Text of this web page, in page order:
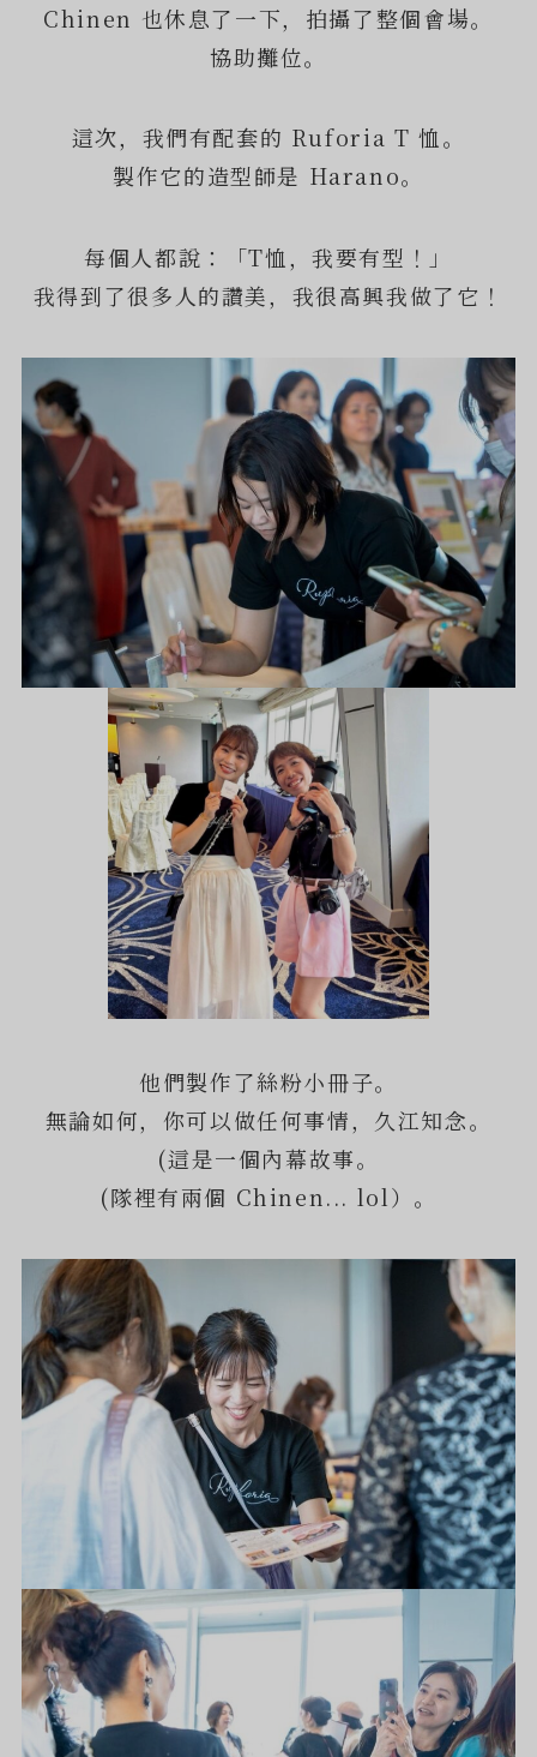
Chinen 也休息了一下，拍攝了整個會場。
協助攤位。
這次，我們有配套的 Ruforia T 恤。
製作它的造型師是 Harano。
每個人都說：「T恤，我要有型！」
我得到了很多人的讚美，我很高興我做了它！
他們製作了絲粉小冊子。
無論如何，你可以做任何事情，久江知念。
(這是一個內幕故事。
(隊裡有兩個 Chinen... lol）。